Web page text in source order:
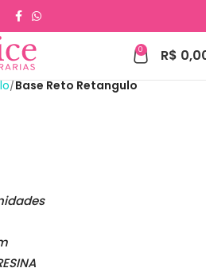
0 R$
Base Reto Retangulo